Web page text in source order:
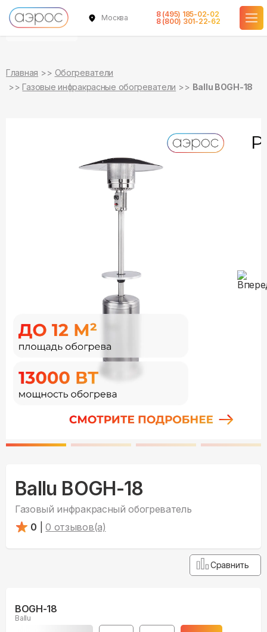
Москва
8 (495) 185-02-02
8 (800) 301-22-62
Главная
Обогреватели
Газовые инфракрасные обогреватели
Ballu BOGH-18
Ballu BOGH-18
Газовый инфракрасный обогреватель
0
0 отзывов(а)
Сравнить
BOGH-18
Ballu
уточняйте
о наличии